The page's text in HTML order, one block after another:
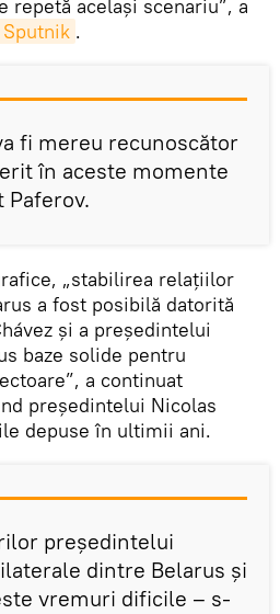
repetă același scenariu”, a
Sputnik .
fi mereu recunoscător
în aceste momente
Paferov.
„stabilirea relațiilor
a fost posibilă datorită
și a președintelui
baze solide pentru
a continuat
președintelui Nicolas
depuse în ultimii ani.
președintelui
dintre Belarus și
vremuri dificile – s-